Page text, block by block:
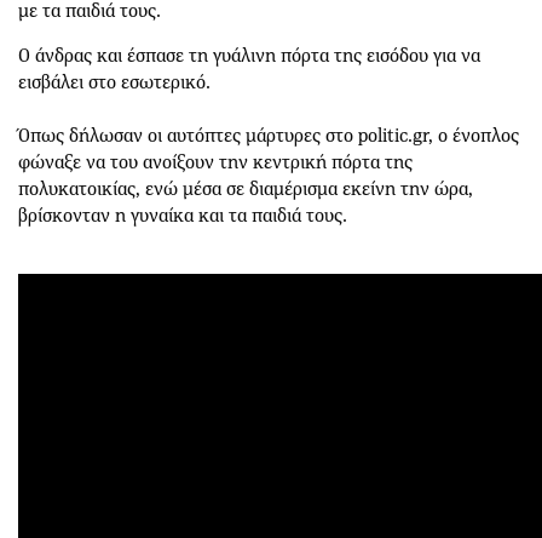
με τα παιδιά τους.
Ο άνδρας και έσπασε τη γυάλινη πόρτα της εισόδου για να
εισβάλει στο εσωτερικό.
Όπως δήλωσαν οι αυτόπτες μάρτυρες στο politic.gr, ο ένοπλος
φώναξε να του ανοίξουν την κεντρική πόρτα της
πολυκατοικίας, ενώ μέσα σε διαμέρισμα εκείνη την ώρα,
βρίσκονταν η γυναίκα και τα παιδιά τους.